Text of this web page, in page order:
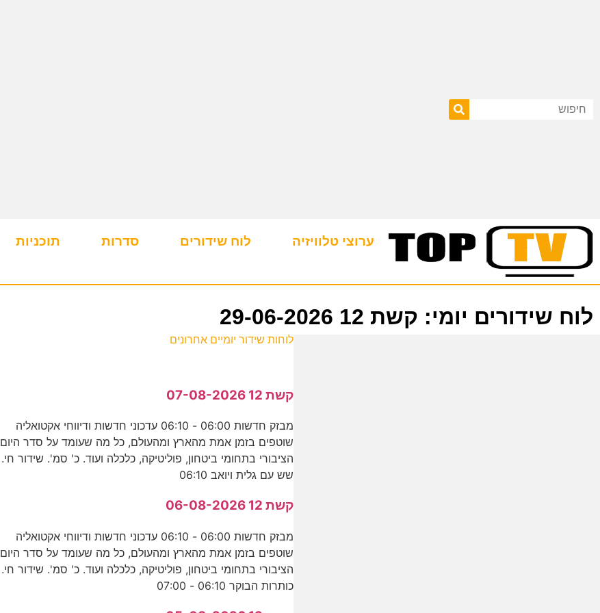
ערוצי טלוויזיה לוח שידורים סדרות תוכניות
לוח שידורים יומי: קשת 12 29-06-2026
לוחות שידור יומיים אחרונים
קשת 12 07-08-2026
מבזק חדשות 06:00 - 06:10 עדכוני חדשות ודיווחי אקטואליה
שוטפים בזמן אמת מהארץ ומהעולם, כל מה שעומד על סדר היום
הציבורי בתחומי ביטחון, פוליטיקה, כלכלה ועוד. כ' סמ'. שידור חי.
שש עם גלית ויואב 06:10
קשת 12 06-08-2026
מבזק חדשות 06:00 - 06:10 עדכוני חדשות ודיווחי אקטואליה
שוטפים בזמן אמת מהארץ ומהעולם, כל מה שעומד על סדר היום
הציבורי בתחומי ביטחון, פוליטיקה, כלכלה ועוד. כ' סמ'. שידור חי.
כותרות הבוקר 06:10 - 07:00